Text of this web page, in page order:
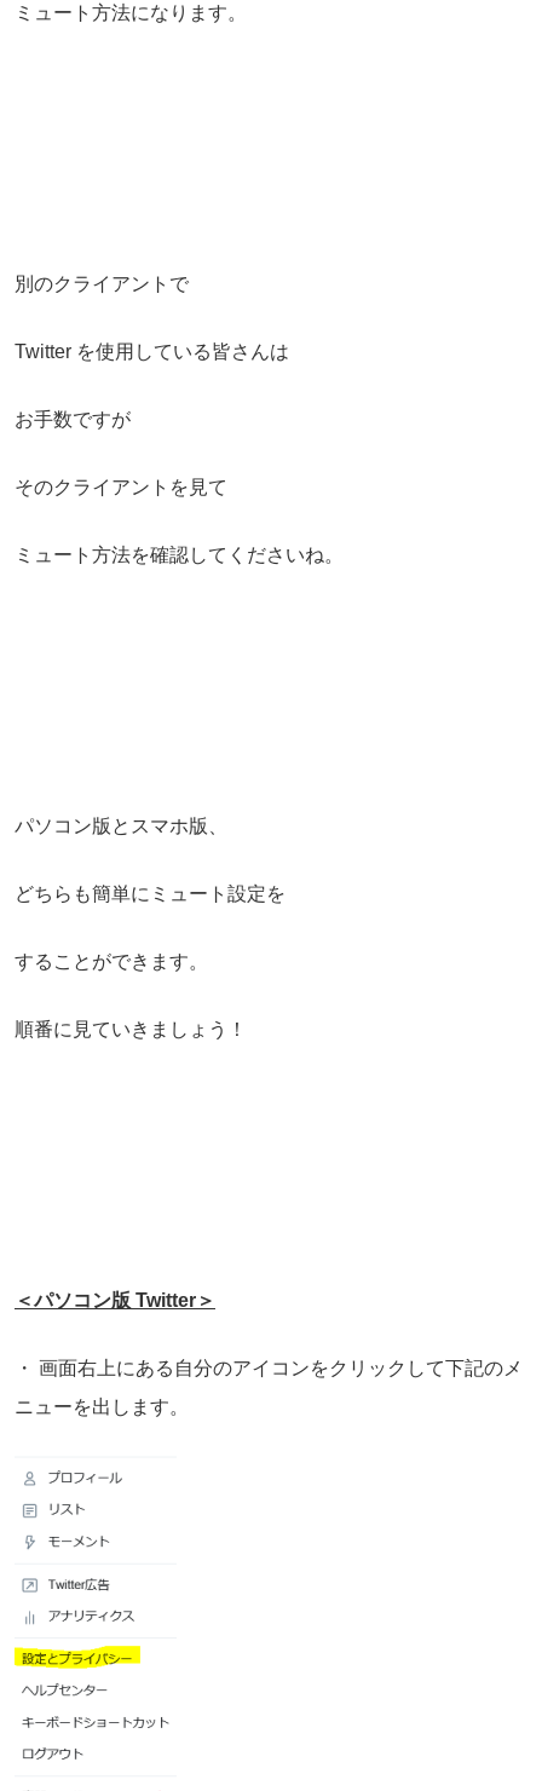
ミュート方法になります。
別のクライアントで
Twitter を使用している皆さんは
お手数ですが
そのクライアントを見て
ミュート方法を確認してくださいね。
パソコン版とスマホ版、
どちらも簡単にミュート設定を
することができます。
順番に見ていきましょう！
＜パソコン版 Twitter＞
・ 画面右上にある自分のアイコンをクリックして下記のメ
ニューを出します。